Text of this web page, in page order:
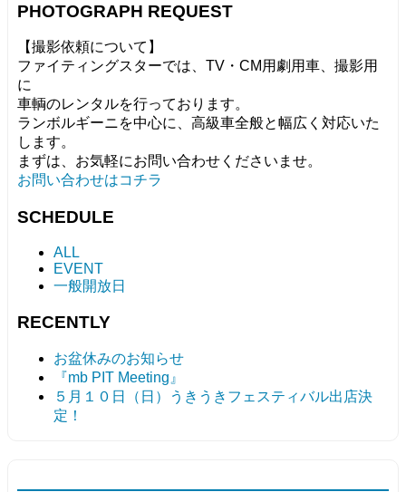
PHOTOGRAPH REQUEST
【撮影依頼について】
ファイティングスターでは、TV・CM用劇用車、撮影用
に
車輌のレンタルを行っております。
ランボルギーニを中心に、高級車全般と幅広く対応いた
します。
まずは、お気軽にお問い合わせくださいませ。
お問い合わせはコチラ
SCHEDULE
ALL
EVENT
一般開放日
RECENTLY
お盆休みのお知らせ
『mb PIT Meeting』
５月１０日（日）うきうきフェスティバル出店決
定！